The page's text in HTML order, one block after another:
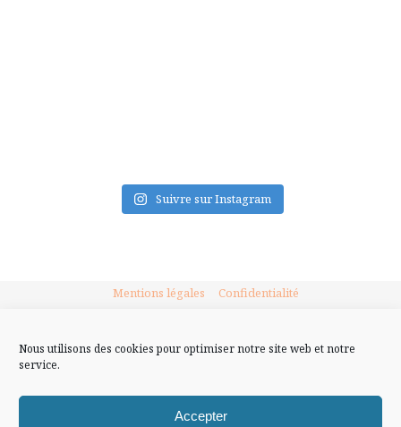
Nous utilisons des cookies pour optimiser notre site web et notre
service.
Accepter
Suivre sur Instagram
Mentions légales Confidentialité